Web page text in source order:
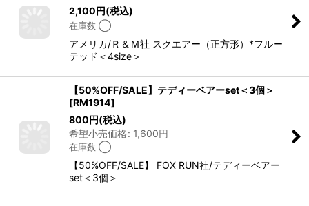
2,100円(税込)
在庫数 ◯
アメリカ/Ｒ＆Ｍ社 スクエアー（正方形）*フルー
テッド＜4size＞
【50%OFF/SALE】テディーベアーset＜3個＞
[RM1914]
800円(税込)
希望小売価格: 1,600円
在庫数 ◯
【50%OFF/SALE】 FOX RUN社/テディーベアー
set＜3個＞